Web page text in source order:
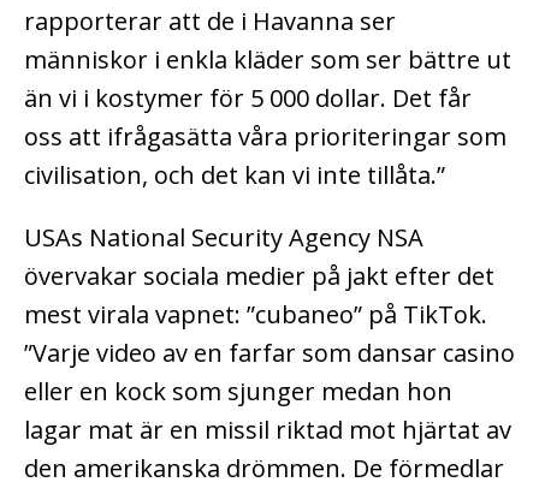
rapporterar att de i Havanna ser
människor i enkla kläder som ser bättre ut
än vi i kostymer för 5 000 dollar. Det får
oss att ifrågasätta våra prioriteringar som
civilisation, och det kan vi inte tillåta.”
USAs National Security Agency NSA
övervakar sociala medier på jakt efter det
mest virala vapnet: ”cubaneo” på TikTok.
”Varje video av en farfar som dansar casino
eller en kock som sjunger medan hon
lagar mat är en missil riktad mot hjärtat av
den amerikanska drömmen. De förmedlar